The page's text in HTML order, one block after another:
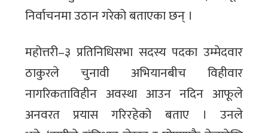
निर्वाचनमा उठान गरेको बताएका छन् ।
महोत्तरी–३ प्रतिनिधिसभा सदस्य पदका उम्मेदवार
ठाकुरले चुनावी अभियानबीच विहीवार
नागरिकताविहीन अवस्था आउन नदिन आफूले
अनवरत प्रयास गरिरहेको बताए । उनले